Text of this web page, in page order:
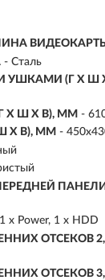
- Сталь
УШКАМИ (Г X Ш
X Ш X B), ММ -
X В), ММ -
ПАНЕЛИ
x Power, 1 x HDD
ОТСЕКОВ
ОТСЕКОВ